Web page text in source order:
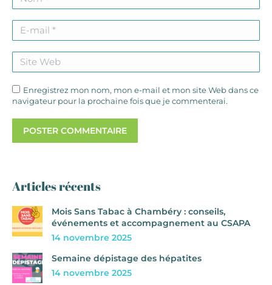
E-mail *
Site Web
Enregistrez mon nom, mon e-mail et mon site Web dans ce
navigateur pour la prochaine fois que je commenterai.
POSTER COMMENTAIRE
Articles récents
Mois Sans Tabac à Chambéry : conseils,
événements et accompagnement au CSAPA
14 novembre 2025
Semaine dépistage des hépatites
14 novembre 2025